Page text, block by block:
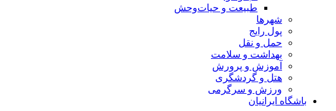
طبیعت و حیات‌وحش
شهرها
پول رایج
حمل و نقل
بهداشت و سلامت
آموزش و پرورش
هتل و گردشگری
ورزش و سرگرمی
باشگاه ایرانیان